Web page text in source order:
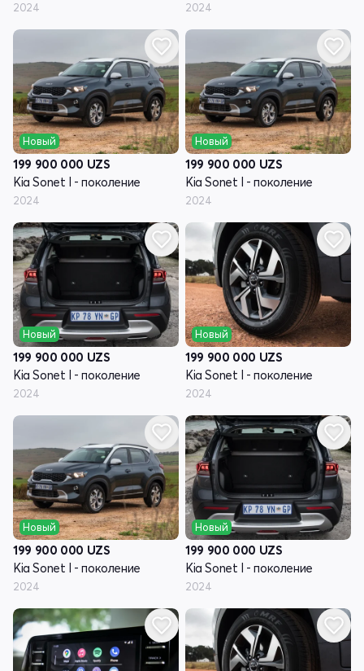
2024 2024
Новый
199 900 000 UZS
Kia Sonet I - поколение
2024
Новый
199 900 000 UZS
Kia Sonet I - поколение
2024
Новый
199 900 000 UZS
Kia Sonet I - поколение
2024
Новый
199 900 000 UZS
Kia Sonet I - поколение
2024
Новый
199 900 000 UZS
Kia Sonet I - поколение
2024
Новый
199 900 000 UZS
Kia Sonet I - поколение
2024